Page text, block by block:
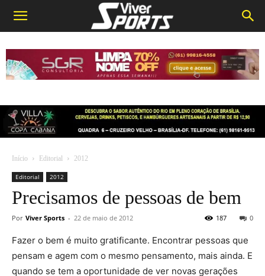
Início Editorial 2012
Editorial 2012
Precisamos de pessoas de bem
Por Viver Sports - 22 de maio de 2012 0
187
Fazer o bem é muito gratificante. Encontrar pessoas que
pensam e agem com o mesmo pensamento, mais ainda. E
quando se tem a oportunidade de ver novas gerações